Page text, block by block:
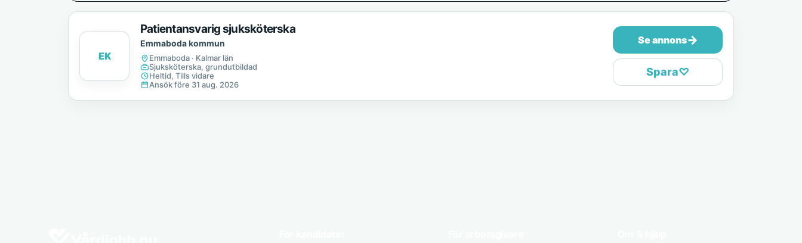
EK
Patientansvarig sjuksköterska
Emmaboda kommun
Emmaboda · Kalmar län
Sjuksköterska, grundutbildad
Heltid, Tills vidare
Ansök före 31 aug. 2026
Se annons→
Spara♡